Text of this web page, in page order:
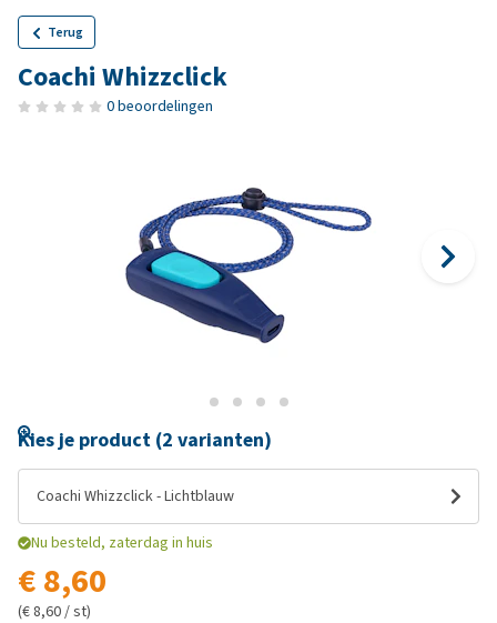
Terug
Coachi Whizzclick
0 beoordelingen
Kies je product (2 varianten)
Coachi Whizzclick - Lichtblauw
Nu besteld, zaterdag in huis
€ 8,60
(€ 8,60 / st)